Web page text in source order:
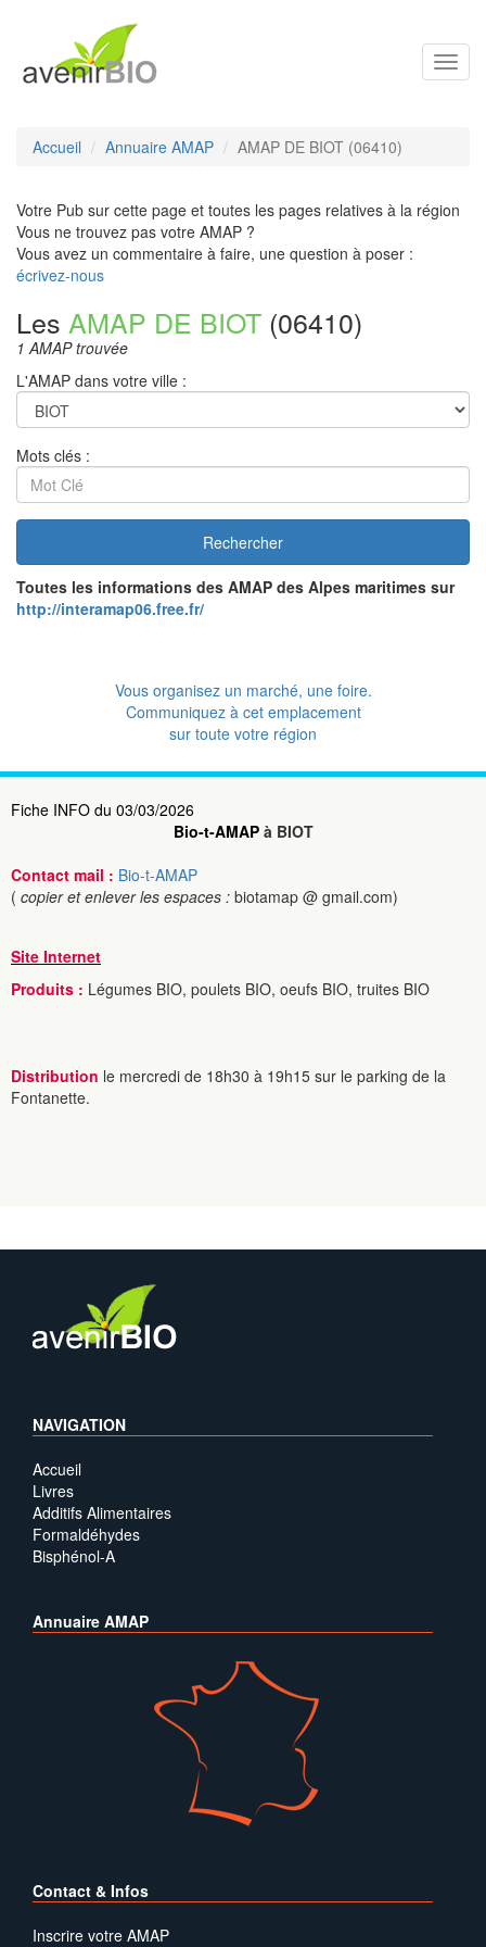
Accueil Annuaire AMAP AMAP DE BIOT (06410)
Votre Pub sur cette page et toutes les pages relatives à la région
Vous ne trouvez pas votre AMAP ?
Vous avez un commentaire à faire, une question à poser :
écrivez-nous
Les AMAP DE BIOT (06410)
1 AMAP trouvée
L'AMAP dans votre ville :
Mots clés :
Rechercher
Toutes les informations des AMAP des Alpes maritimes sur
http://interamap06.free.fr/
Vous organisez un marché, une foire.
Communiquez à cet emplacement
sur toute votre région
Fiche INFO du 03/03/2026
Bio-t-AMAPà BIOT
Contact mail : Bio-t-AMAP
( copier et enlever les espaces : biotamap @ gmail.com)
Site Internet
Produits : Légumes BIO, poulets BIO, oeufs BIO, truites BIO
Distribution le mercredi de 18h30 à 19h15 sur le parking de la
Fontanette.
NAVIGATION
Accueil
Livres
Additifs Alimentaires
Formaldéhydes
Bisphénol-A
Annuaire AMAP
Contact & Infos
Inscrire votre AMAP